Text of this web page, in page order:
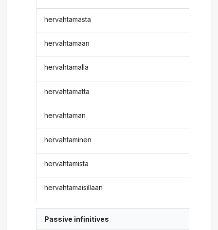
hervahtamasta
hervahtamaan
hervahtamalla
hervahtamatta
hervahtaman
hervahtaminen
hervahtamista
hervahtamaisillaan
Passive infinitives